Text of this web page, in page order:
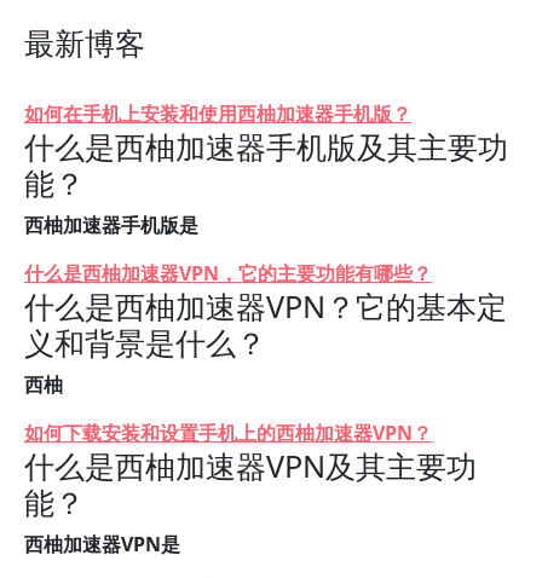
最新博客
如何在手机上安装和使用西柚加速器手机版？
什么是西柚加速器手机版及其主要功
能？
西柚加速器手机版是
什么是西柚加速器VPN，它的主要功能有哪些？
什么是西柚加速器VPN？它的基本定
义和背景是什么？
西柚
如何下载安装和设置手机上的西柚加速器VPN？
什么是西柚加速器VPN及其主要功
能？
西柚加速器VPN是